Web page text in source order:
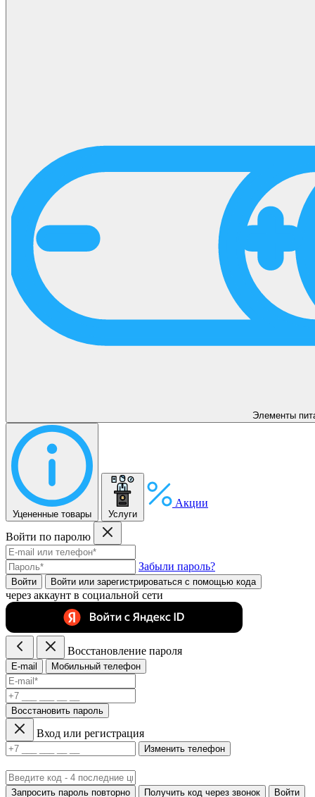
Элементы
Уцененные товары Услуги
Акции
Войти по паролю
Забыли пароль?
Войти Войти или зарегистрироватьcя с помощью кода
через аккаунт в социальной сети
Восстановление пароля
E-mail Мобильный телефон
Восстановить пароль
Вход или регистрация
Изменить телефон
Запросить пароль повторно Получить код через звонок Войти